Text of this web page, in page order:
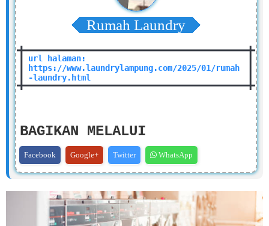
Rumah Laundry
url halaman:
https://www.laundrylampung.com/2025/01/rumah
-laundry.html
BAGIKAN MELALUI
Facebook Google+ Twitter WhatsApp